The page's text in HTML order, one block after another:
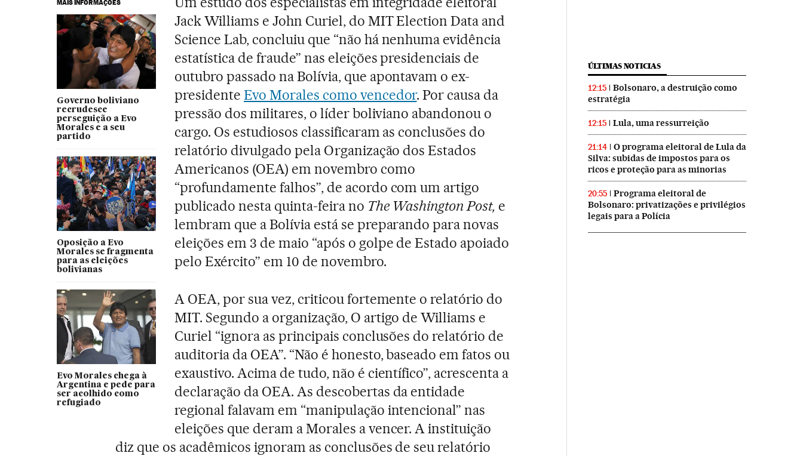
MAIS INFORMAÇÕES
Governo boliviano
recrudesce
perseguição a Evo
Morales e a seu
partido
Oposição a Evo
Morales se fragmenta
para as eleições
bolivianas
Evo Morales chega à
Argentina e pede para
ser acolhido como
refugiado
Jack Williams e John Curiel, do MIT Election Data and
Science Lab, concluiu que “não há nenhuma evidência
estatística de fraude” nas eleições presidenciais de
outubro passado na Bolívia, que apontavam o ex-
presidente Evo Morales como vencedor. Por causa da
pressão dos militares, o líder boliviano abandonou o
cargo. Os estudiosos classificaram as conclusões do
relatório divulgado pela Organização dos Estados
Americanos (OEA) em novembro como
“profundamente falhos”, de acordo com um artigo
publicado nesta quinta-feira no The Washington Post, e
lembram que a Bolívia está se preparando para novas
eleições em 3 de maio “após o golpe de Estado apoiado
pelo Exército” em 10 de novembro.
A OEA, por sua vez, criticou fortemente o relatório do
MIT. Segundo a organização, O artigo de Williams e
Curiel “ignora as principais conclusões do relatório de
auditoria da OEA”. “Não é honesto, baseado em fatos ou
exaustivo. Acima de tudo, não é científico”, acrescenta a
declaração da OEA. As descobertas da entidade
regional falavam em “manipulação intencional” nas
eleições que deram a Morales a vencer. A instituição
diz que os acadêmicos ignoram as conclusões de seu relatório
ÚLTIMAS NOTICIAS
12:15
Bolsonaro, a destruição como
estratégia
12:15 Lula, uma ressurreição
21:14
O programa eleitoral de Lula da
Silva: subidas de impostos para os
ricos e proteção para as minorias
20:55
Programa eleitoral de
Bolsonaro: privatizações e privilégios
legais para a Polícia